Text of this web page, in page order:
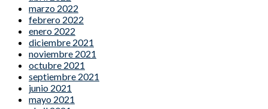
marzo 2022
febrero 2022
enero 2022
diciembre 2021
noviembre 2021
octubre 2021
septiembre 2021
junio 2021
mayo 2021